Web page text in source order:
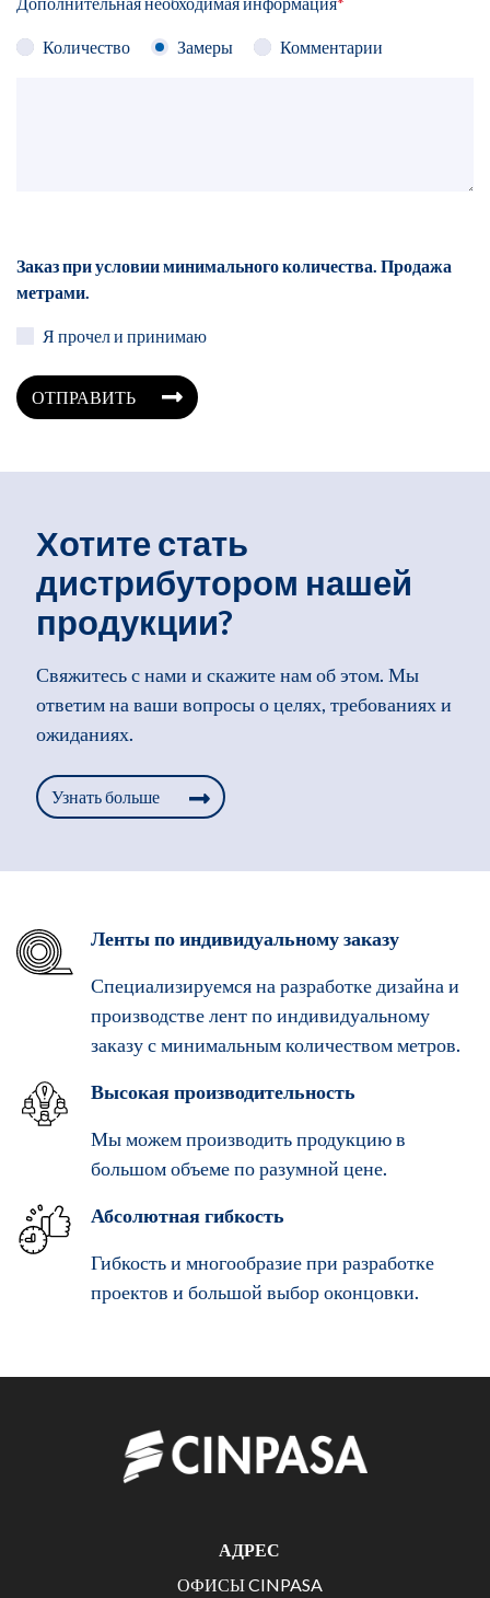
Количество Замеры Комментарии
Заказ при условии минимального количества. Продажа
метрами.
Я прочел и принимаю
ОТПРАВИТЬ
Хотите стать
дистрибутором нашей
продукции?
Свяжитесь с нами и скажите нам об этом. Мы
ответим на ваши вопросы о целях, требованиях и
ожиданиях.
Узнать больше
Ленты по индивидуальному заказу
Специализируемся на разработке дизайна и
производстве лент по индивидуальному
заказу с минимальным количеством метров.
Высокая производительность
Мы можем производить продукцию в
большом объеме по разумной цене.
Абсолютная гибкость
Гибкость и многообразие при разработке
проектов и большой выбор оконцовки.
АДРЕС
ОФИСЫ CINPASA